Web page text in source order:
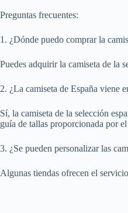
Preguntas frecuentes:
1. ¿Dónde puedo comprar la
Puedes adquirir la camiseta de la
2. ¿La camiseta de España viene
Sí, la camiseta de la selección
guía de tallas proporcionada por
3. ¿Se pueden personalizar las
Algunas tiendas ofrecen el